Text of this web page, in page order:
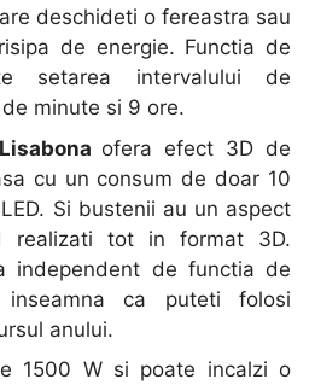
deschideti o fereastra sau
de energie. Functia de
setarea intervalului de
minute si 9 ore.
ofera efect 3D de
cu un consum de doar 10
Si bustenii au un aspect
realizati tot in format 3D.
independent de functia de
ca puteti folosi
anului.
1500 W si poate incalzi o